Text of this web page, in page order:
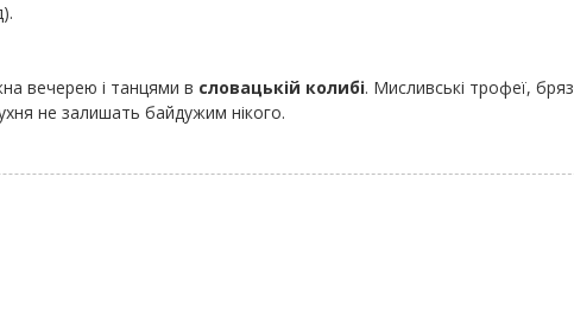
вечерею і танцями в cловацькій колибі. Мисливські трофеї,
не залишать байдужим нікого.